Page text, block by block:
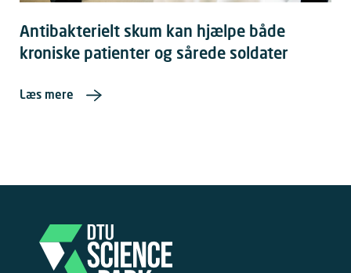
Antibakterielt skum kan hjælpe både
kroniske patienter og sårede soldater
Læs mere